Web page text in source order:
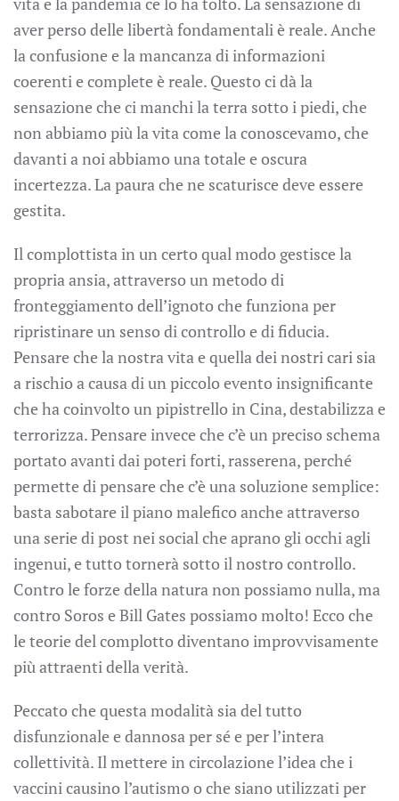
aver perso delle libertà fondamentali è reale. Anche
la confusione e la mancanza di informazioni
coerenti e complete è reale. Questo ci dà la
sensazione che ci manchi la terra sotto i piedi, che
non abbiamo più la vita come la conoscevamo, che
davanti a noi abbiamo una totale e oscura
incertezza. La paura che ne scaturisce deve essere
gestita.
Il complottista in un certo qual modo gestisce la
propria ansia, attraverso un metodo di
fronteggiamento dell’ignoto che funziona per
ripristinare un senso di controllo e di fiducia.
Pensare che la nostra vita e quella dei nostri cari sia
a rischio a causa di un piccolo evento insignificante
che ha coinvolto un pipistrello in Cina, destabilizza e
terrorizza. Pensare invece che c’è un preciso schema
portato avanti dai poteri forti, rasserena, perché
permette di pensare che c’è una soluzione semplice:
basta sabotare il piano malefico anche attraverso
una serie di post nei social che aprano gli occhi agli
ingenui, e tutto tornerà sotto il nostro controllo.
Contro le forze della natura non possiamo nulla, ma
contro Soros e Bill Gates possiamo molto! Ecco che
le teorie del complotto diventano improvvisamente
più attraenti della verità.
Peccato che questa modalità sia del tutto
disfunzionale e dannosa per sé e per l’intera
collettività. Il mettere in circolazione l’idea che i
vaccini causino l’autismo o che siano utilizzati per